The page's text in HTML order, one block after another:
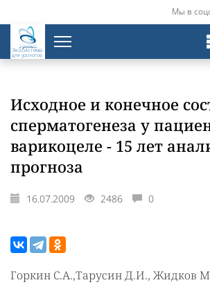
Мы в
Экосистема
для урологов
Исходное и конечное
сперматогенеза у
варикоцеле - 15 лет
прогноза
16.07.2009 2486 0
Горкин С.А.,Тарусин Д.И., Жидков